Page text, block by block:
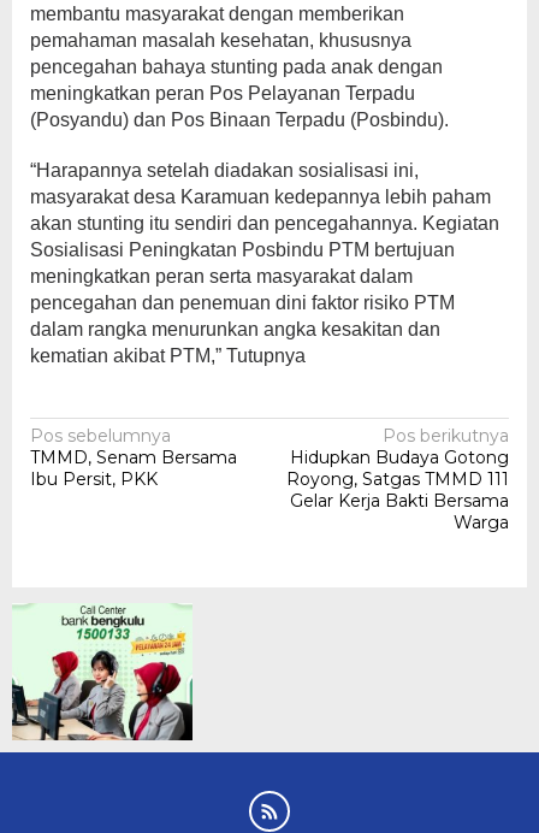
membantu masyarakat dengan memberikan
pemahaman masalah kesehatan, khususnya
pencegahan bahaya stunting pada anak dengan
meningkatkan peran Pos Pelayanan Terpadu
(Posyandu) dan Pos Binaan Terpadu (Posbindu).
“Harapannya setelah diadakan sosialisasi ini,
masyarakat desa Karamuan kedepannya lebih paham
akan stunting itu sendiri dan pencegahannya. Kegiatan
Sosialisasi Peningkatan Posbindu PTM bertujuan
meningkatkan peran serta masyarakat dalam
pencegahan dan penemuan dini faktor risiko PTM
dalam rangka menurunkan angka kesakitan dan
kematian akibat PTM,” Tutupnya
Navigasi
pos
Pos sebelumnya
TMMD, Senam Bersama
Ibu Persit, PKK
Pos berikutnya
Hidupkan Budaya Gotong
Royong, Satgas TMMD 111
Gelar Kerja Bakti Bersama
Warga